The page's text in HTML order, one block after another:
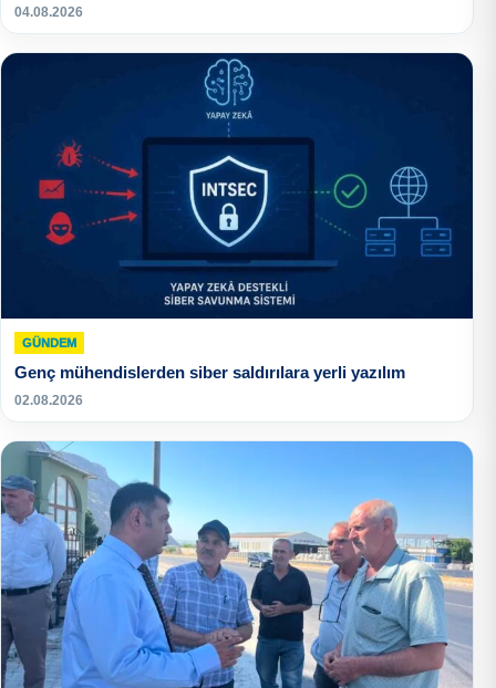
04.08.2026
GÜNDEM
Genç mühendislerden siber saldırılara yerli yazılım
02.08.2026